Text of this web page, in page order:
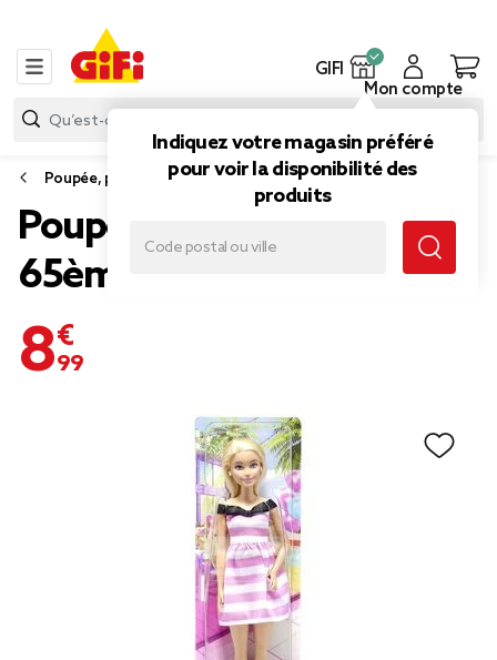
GIFI
Indiquez votre magasin préféré
pour voir la disponibilité des
produits
Mon compte
Poupée, poupon et accessoires poupée
Poupée mannequin Barbie
65ème anniversaire
8,99 €